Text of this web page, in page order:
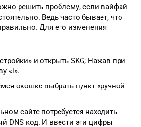
решить проблему, если вайфай
Ведь часто бывает, что
Для его изменения
и открыть SKG; Нажав при
«i».
окошке выбрать пункт «ручной
сайте потребуется находить
DNS код. И ввести эти цифры